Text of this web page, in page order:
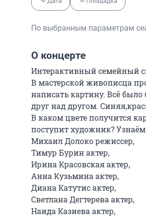
По выбранным параметрам
О концерте
Интерактивный семейный
В мастерской живописца
написать картину. Всё
друг над другом.
В каком цвете получится
поступит художник?
Михаил Долоко режиссер,
Тимур Бурин актер,
Ирина Красовская актер,
Анна Кузьмина актер,
Диана Катутис актер,
Светлана Дегтерева актер,
Наида Казиева актер,